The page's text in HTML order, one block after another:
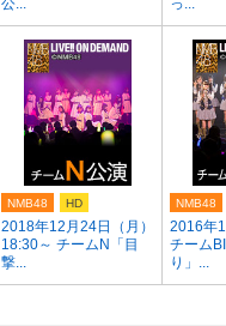
公...
っ...
2018年12月24日（月）
18:30～ チームN「目
撃...
NMB48 HD
2016年1
チーム
り」...
NMB48